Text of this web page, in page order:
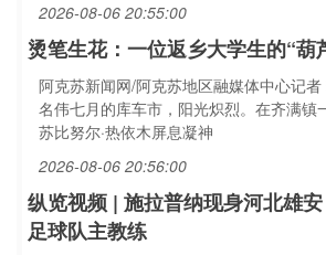
2026-08-06 20:55:00
烫笔生花：一位返乡大学生的“葫
阿克苏新闻网/阿克苏地区融媒体中心记
名伟七月的库车市，阳光炽烈。在齐满镇
苏比努尔·热依木屏息凝神
2026-08-06 20:56:00
纵览视频 | 施拉普纳现身河北雄
足球队主教练